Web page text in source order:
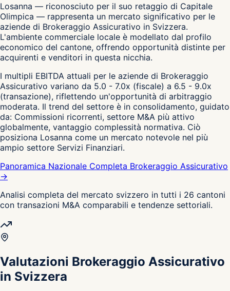
Losanna — riconosciuto per il suo retaggio di Capitale
Olimpica — rappresenta un mercato significativo per le
aziende di Brokeraggio Assicurativo in Svizzera.
L'ambiente commerciale locale è modellato dal profilo
economico del cantone, offrendo opportunità distinte per
acquirenti e venditori in questa nicchia.
I multipli EBITDA attuali per le aziende di Brokeraggio
Assicurativo variano da 5.0 - 7.0x (fiscale) a 6.5 - 9.0x
(transazione), riflettendo un'opportunità di arbitraggio
moderata. Il trend del settore è in consolidamento, guidato
da: Commissioni ricorrenti, settore M&A più attivo
globalmente, vantaggio complessità normativa. Ciò
posiziona Losanna come un mercato notevole nel più
ampio settore Servizi Finanziari.
Panoramica Nazionale Completa Brokeraggio Assicurativo
→
Analisi completa del mercato svizzero in tutti i 26 cantoni
con transazioni M&A comparabili e tendenze settoriali.
Valutazioni Brokeraggio Assicurativo
in Svizzera